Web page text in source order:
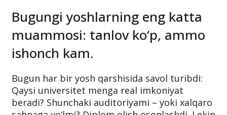
Bugungi yoshlarning eng katta
muammosi: tanlov ko‘p, ammo
ishonch kam.
Bugun har bir yosh qarshisida savol turibdi:
Qaysi universitet menga real imkoniyat
beradi? Shunchaki auditoriyami – yoki xalqaro